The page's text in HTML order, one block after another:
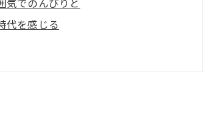
気でのんびりと
代を感じる